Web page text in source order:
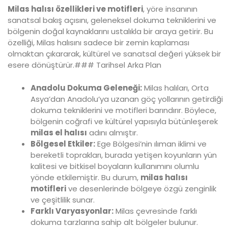
Milas halısı özellikleri ve motifleri, yöre insanının
sanatsal bakış açısını, geleneksel dokuma tekniklerini ve
bölgenin doğal kaynaklarını ustalıkla bir araya getirir. Bu
özelliği, Milas halısını sadece bir zemin kaplaması
olmaktan çıkararak, kültürel ve sanatsal değeri yüksek bir
esere dönüştürür.### Tarihsel Arka Plan
Anadolu Dokuma Geleneği:Milas halıları, Orta
Asya’dan Anadolu’ya uzanan göç yollarının getirdiği
dokuma tekniklerini ve motifleri barındırır. Böylece,
bölgenin coğrafi ve kültürel yapısıyla bütünleşerek
milas el halısı adını almıştır.
Bölgesel Etkiler:Ege Bölgesi’nin ılıman iklimi ve
bereketli toprakları, burada yetişen koyunların yün
kalitesi ve bitkisel boyaların kullanımını olumlu
yönde etkilemiştir. Bu durum, milas halısı
motiflerive desenlerinde bölgeye özgü zenginlik
ve çeşitlilik sunar.
Farklı Varyasyonlar:Milas çevresinde farklı
dokuma tarzlarına sahip alt bölgeler bulunur.